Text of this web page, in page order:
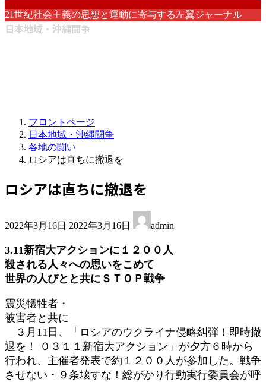
21世紀社会主義の思想と運動に寄与する左翼ジャーナル
日本地域・沖縄闘争
フロントページ
日本地域・沖縄闘争
各地の闘い
ロシアは直ちに撤退を
ロシアは直ちに撤退を
2022年3月16日 終
新
日
時
2022年3月16日 admin
3.11新宿大アクションに１２００人
殺される人々への思いをこめて
世界の人びとと共にＳＴＯＰ戦争
震災犠牲者・
被害者と共に
３月11日、「ロシアのウクライナ侵略糾弾！即時撤
退を！ ０３１１新宿大アクション」が夕方６時から
行われ、主催者発表で約１２００人が参加した。戦争
させない・９条壊すな！総がかり行動実行委員会が呼